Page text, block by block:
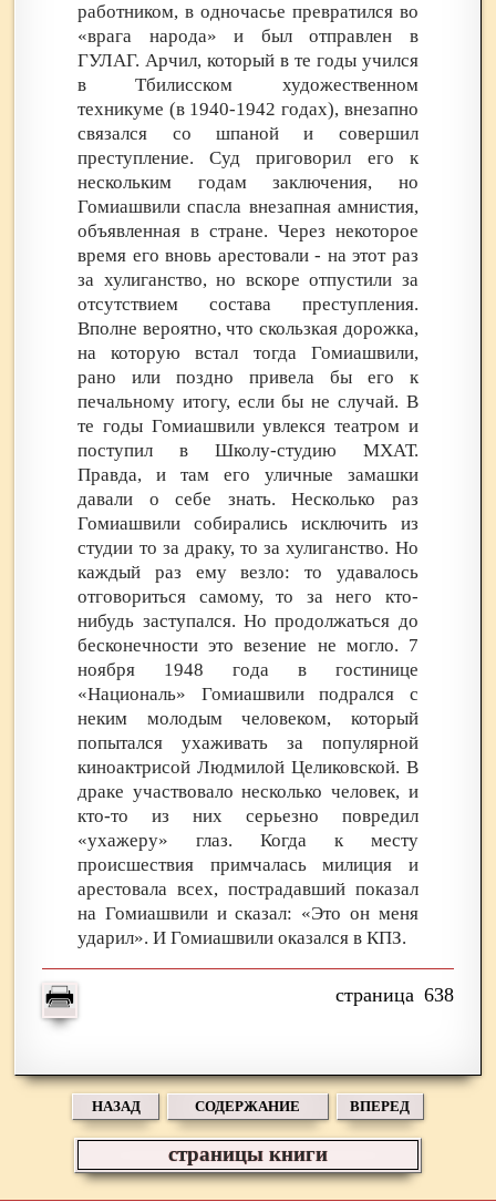
работником, в одночасье превратился во
«врага народа» и был отправлен в
ГУЛАГ. Арчил, который в те годы учился
в Тбилисском художественном
техникуме (в 1940-1942 годах), внезапно
связался со шпаной и совершил
преступление. Суд приговорил его к
нескольким годам заключения, но
Гомиашвили спасла внезапная амнистия,
объявленная в стране. Через некоторое
время его вновь арестовали - на этот раз
за хулиганство, но вскоре отпустили за
отсутствием состава преступления.
Вполне вероятно, что скользкая дорожка,
на которую встал тогда Гомиашвили,
рано или поздно привела бы его к
печальному итогу, если бы не случай. В
те годы Гомиашвили увлекся театром и
поступил в Школу-студию МХАТ.
Правда, и там его уличные замашки
давали о себе знать. Несколько раз
Гомиашвили собирались исключить из
студии то за драку, то за хулиганство. Но
каждый раз ему везло: то удавалось
отговориться самому, то за него кто-
нибудь заступался. Но продолжаться до
бесконечности это везение не могло. 7
ноября 1948 года в гостинице
«Националь» Гомиашвили подрался с
неким молодым человеком, который
попытался ухаживать за популярной
киноактрисой Людмилой Целиковской. В
драке участвовало несколько человек, и
кто-то из них серьезно повредил
«ухажеру» глаз. Когда к месту
происшествия примчалась милиция и
арестовала всех, пострадавший показал
на Гомиашвили и сказал: «Это он меня
ударил». И Гомиашвили оказался в КПЗ.
638
НАЗАД СОДЕРЖАНИЕ ВПЕРЕД
страницы книги